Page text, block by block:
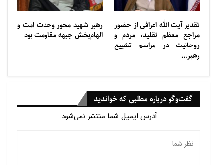
نداشته باشد را جایز اعلام کرد.
این شورای تأکید کرد: مصرف ماریجوانا و استفاده از آن در
داروها به شرطی جایز است که به تشخیص پزشک داروی
منبع: سرویس انگلیسی ردنا
تقدیر آیت الله اعرافی از حضور
مراجع معظم تقلید، مردم و
روحانیت در مراسم تشییع
رهبر…
رهبر شهید محور وحدت امت و
الهام‌بخش جبهه مقاومت بود
گفت‌وگو درباره مطلبی که خواندید
آدرس ایمیل شما منتشر نمی‌شود.